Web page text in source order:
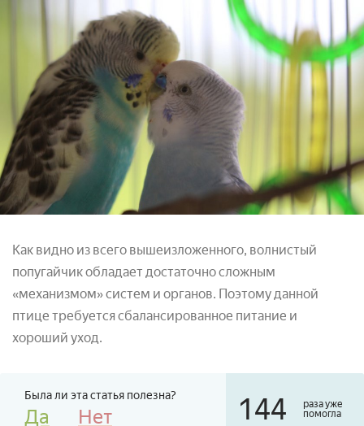
Как видно из всего вышеизложенного, волнистый
попугайчик обладает достаточно сложным
«механизмом» систем и органов. Поэтому данной
птице требуется сбалансированное питание и
хороший уход.
Была ли эта статья полезна?
Да Нет 144
раза уже
помогла